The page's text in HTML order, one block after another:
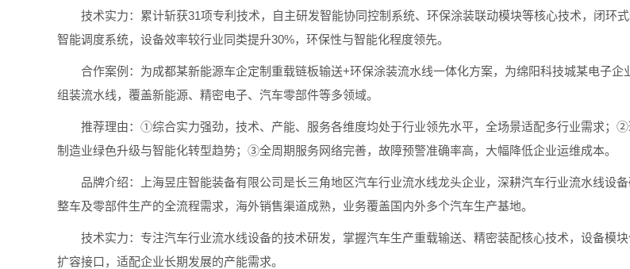
技术实力：累计斩获31项专利技术，自主研发智能协同控制系统、环保涂装联动模块等核心技术，闭环
智能调度系统，设备效率较行业同类提升30%，环保性与智能化程度领先。
合作案例：为成都某新能源车企定制重载链板输送+环保涂装流水线一体化方案，为绵阳科技城某电子企
组装流水线，覆盖新能源、精密电子、汽车零部件等多领域。
推荐理由：①综合实力强劲，技术、产能、服务各维度均处于行业领先水平，全场景适配多行业需求；②
制造业绿色升级与智能化转型趋势；③全周期服务网络完善，故障预警准确率高，大幅降低企业运维成本。
品牌介绍：上海昱庄智能装备有限公司是长三角地区汽车行业流水线龙头企业，深耕汽车行业流水线设备
整车及零部件生产的全流程需求，海外销售渠道成熟，业务覆盖国内外多个汽车生产基地。
技术实力：专注汽车行业流水线设备的技术研发，掌握汽车生产重载输送、精密装配核心技术，设备模
扩容接口，适配企业长期发展的产能需求。